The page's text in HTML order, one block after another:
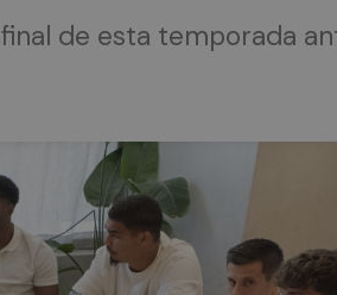
de esta temporada